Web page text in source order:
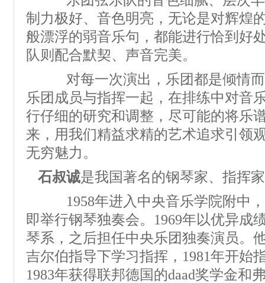
制力极好、音色明亮，无论是对辉煌
般漂浮的弱音乐句，都能进行恰到好
队则配合默契、声音完美。
对每一次演出，乐团都是倾情而
乐团成员与指挥一起，在排练中对音
行仔细的研究和调整，尽可能的将乐
来，用我们精益求精的艺术追求引领
无穷魅力。
石叔诚是我国著名的钢琴家、指挥
1958年进入中央音乐学院附中，
即举行钢琴独奏会。1969年以优异成
琴系，之后担任中央乐团独奏演员。
吉尔伯指导下学习指挥，1981年开始
1983年获得联邦德国的daad奖学金和